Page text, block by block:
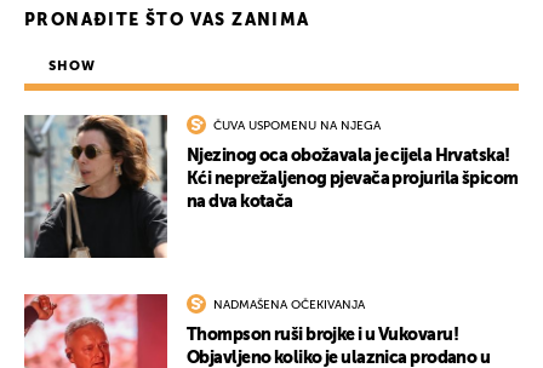
PRONAĐITE ŠTO VAS ZANIMA
SHOW
ČUVA USPOMENU NA NJEGA
Njezinog oca obožavala je cijela Hrvatska!
Kći neprežaljenog pjevača projurila špicom
na dva kotača
NADMAŠENA OČEKIVANJA
Thompson ruši brojke i u Vukovaru!
Objavljeno koliko je ulaznica prodano u